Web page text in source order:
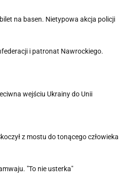
na basen. Nietypowa akcja policji
i patronat Nawrockiego.
wejściu Ukrainy do Unii
z mostu do tonącego człowieka
"To nie usterka"